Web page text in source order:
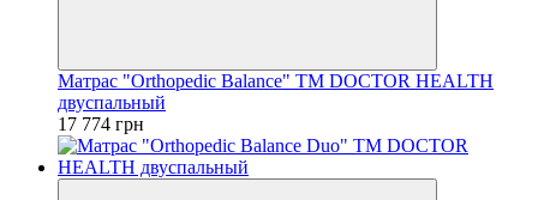
Матрас "Orthopedic Balance" ТМ DOCTOR HEALTH
двуспальный
17 774 грн